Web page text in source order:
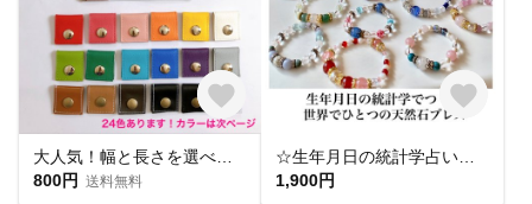
800円 送料無料
1,900円